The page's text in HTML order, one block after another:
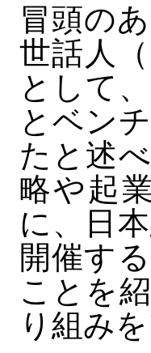
冒頭の
世話人
として
とベン
たと述
略や起
に、日
開催す
ことを
り組み